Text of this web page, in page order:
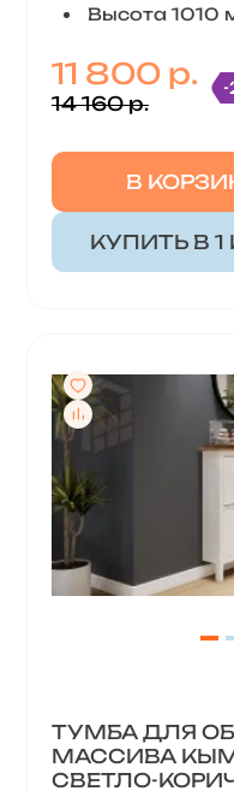
Высота 1010
11 800 р.
14 160 р.
-
В
КУПИТЬ В
ТУМБА ДЛЯ
МАССИВА
СВЕТЛО-